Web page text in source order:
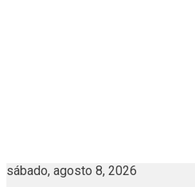
sábado, agosto 8, 2026